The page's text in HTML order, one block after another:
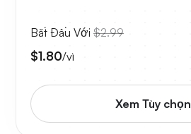
Bắt Đầu Với $2.99
$1.80/vì
Xem Tùy chọn